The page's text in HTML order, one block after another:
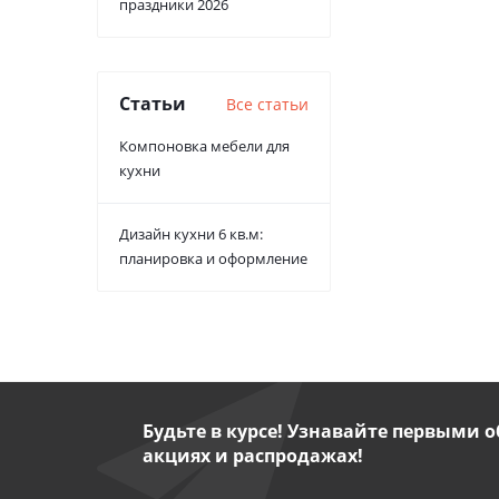
праздники 2026
Статьи Все статьи
Компоновка мебели для
кухни
Дизайн кухни 6 кв.м:
планировка и оформление
Будьте в курсе! Узнавайте первыми
акциях и распродажах!